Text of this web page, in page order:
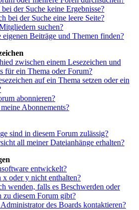
der Suche keine Ergebnisse?
bei der Suche eine leere Seite?
suchen?
Beiträge und Themen finden?
zwischen einem Lesezeichen und
für ein Thema oder Forum?
auf ein Thema setzen oder ein
abonnieren?
Abonnements?
sind in diesem Forum zulässig?
all meiner Dateianhänge erhalten?
entwickelt?
oder y nicht enthalten?
wenden, falls es Beschwerden oder
zu diesem Forum gibt?
des Boards kontaktieren?